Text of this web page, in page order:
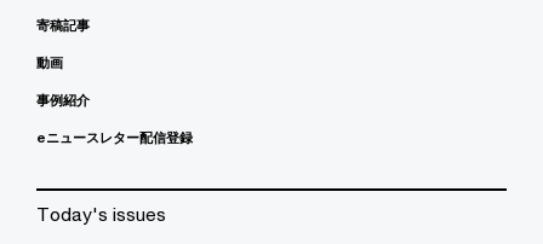
寄稿記事
動画
事例紹介
eニュースレター配信登録
Today's issues